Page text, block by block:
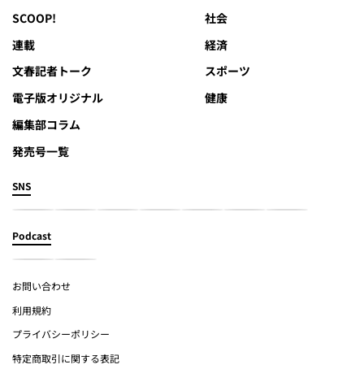
SCOOP!
連載
文春記者トーク
電子版オリジナル
編集部コラム
発売号一覧
社会
経済
スポーツ
健康
SNS
Podcast
お問い合わせ
利用規約
プライバシーポリシー
特定商取引に関する表記